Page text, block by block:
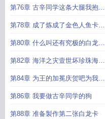
第76章 古辛同学这条大腿我抱定
了求首订
第78章 成了炼成了金色人鱼卡牌
求首订
第80章 什么叫还有究极的白龙求
首订
第82章 海洋之灾壹世坏珍珠海世
界
第84章 为王的加冕庆贺吧为我欢
呼
第86章 我要做古辛同学的狗
第88章 准备製作第二张白龙卡